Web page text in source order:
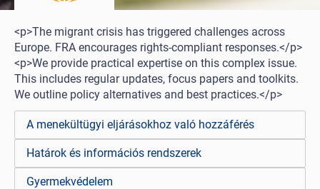
<p>The migrant crisis has triggered challenges across
Europe. FRA encourages rights-compliant responses.</p>
<p>We provide practical expertise on this complex issue.
This includes regular updates, focus papers and toolkits.
We outline policy alternatives and best practices.</p>
A menekültügyi eljárásokhoz való hozzáférés
Határok és információs rendszerek
Gyermekvédelem